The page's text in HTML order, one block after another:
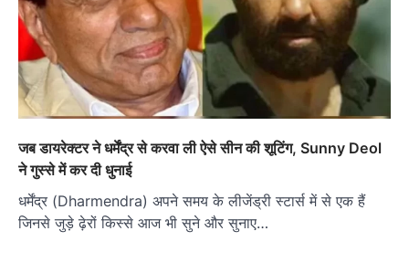
जब डायरेक्टर ने धर्मेंद्र से करवा ली ऐसे सीन की शूटिंग, Sunny Deol
ने गुस्से में कर दी धुनाई
धर्मेंद्र (Dharmendra) अपने समय के लीजेंड्री स्टार्स में से एक हैं
जिनसे जुड़े ढ़ेरों किस्से आज भी सुने और सुनाए…